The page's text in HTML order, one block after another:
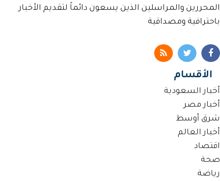
المحررين والمراسلين الذين يسعون دائماً لتقديم الأخبار
باحترافية ومصداقية
الأقسام
أخبار السعودية
أخبار مصر
شرق أوسط
أخبار العالم
اقتصاد
صحة
رياضة